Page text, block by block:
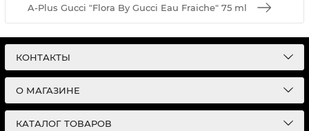
A-Plus Gucci "Flora By Gucci Eau Fraiche" 75 ml
КОНТАКТЫ
О МАГАЗИНЕ
КАТАЛОГ ТОВАРОВ